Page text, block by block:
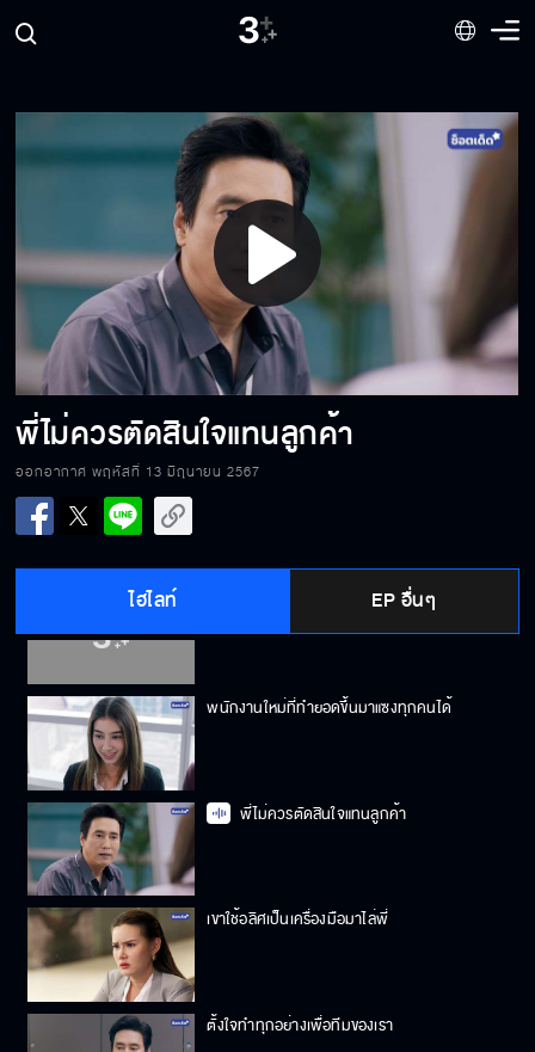
Play
Video
พี่ไม่ควรตัดสินใจแทนลูกค้า
ออกอากาศ พฤหัสที่ 13 มิถุนายน 2567
ไฮไลท์ EP อื่นๆ
เหนื่อยก็พักบ้างนะลูก
ไม่น่าคบจริง ๆ แหละ
จะเลิกกันแล้วไปคบกับมันใช่มั้ย
ถ้ามัวแต่ชักช้าแล้วเมื่อไหร่จะตามทีมอื่นทัน
พนักงานใหม่ที่ทํายอดขึ้นมาแซงทุกคนได้
พี่ไม่ควรตัดสินใจแทนลูกค้า
เขาใช้อลิศเป็นเครื่องมือมาไล่พี่
ตั้งใจทําทุกอย่างเพื่อทีมของเรา